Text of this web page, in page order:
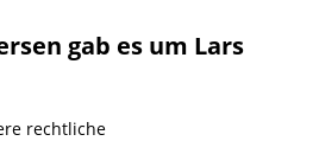
gab es um Lars
rechtliche